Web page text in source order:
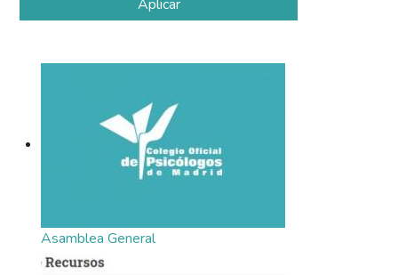
Asamblea General